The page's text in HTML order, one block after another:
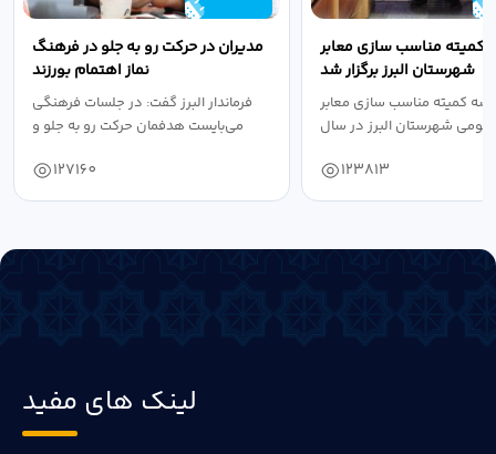
مدیران در حرکت رو به جلو در فرهنگ
نماز اهتمام بورزند
فرماندار البرز گفت: در جلسات فرهنگی
می‌بایست هدفمان حرکت رو به جلو و
127160
کمیته مناسب سازی معابر
شهرستان البرز برگزار شد
کمیته مناسب سازی معابر
شهرستان البرز در سال
123813
لینک های مفید